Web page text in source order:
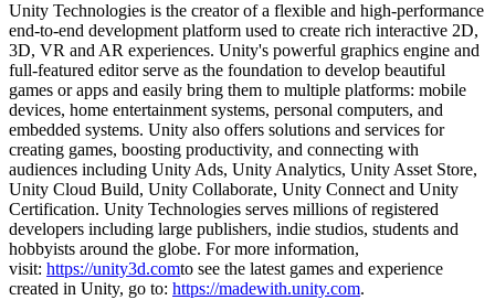
Unity Technologies is the creator of a flexible and high-performance
end-to-end development platform used to create rich interactive 2D,
3D, VR and AR experiences. Unity's powerful graphics engine and
full-featured editor serve as the foundation to develop beautiful
games or apps and easily bring them to multiple platforms: mobile
devices, home entertainment systems, personal computers, and
embedded systems. Unity also offers solutions and services for
creating games, boosting productivity, and connecting with
audiences including Unity Ads, Unity Analytics, Unity Asset Store,
Unity Cloud Build, Unity Collaborate, Unity Connect and Unity
Certification. Unity Technologies serves millions of registered
developers including large publishers, indie studios, students and
hobbyists around the globe. For more information,
visit: https://unity3d.comto see the latest games and experience
created in Unity, go to: https://madewith.unity.com.